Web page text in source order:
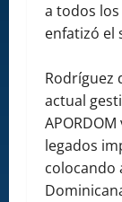
a todos los
enfatizó el
Rodríguez
actual
legados
colocando